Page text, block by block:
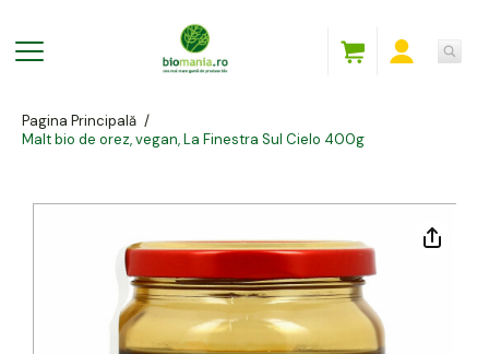
Pagina Principală /
Malt bio de orez, vegan, La Finestra Sul Cielo 400g